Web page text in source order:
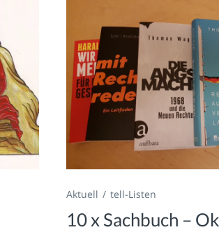
Aktuell tell-Listen
10 x Sachbuch –